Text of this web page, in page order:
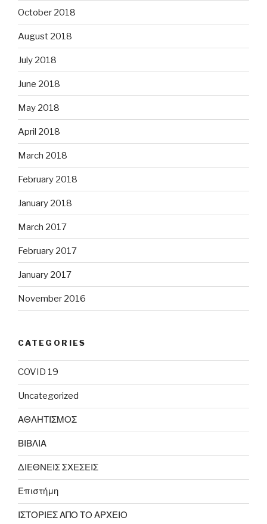
October 2018
August 2018
July 2018
June 2018
May 2018
April 2018
March 2018
February 2018
January 2018
March 2017
February 2017
January 2017
November 2016
CATEGORIES
COVID 19
Uncategorized
ΑΘΛΗΤΙΣΜΟΣ
ΒΙΒΛΙΑ
ΔΙΕΘΝΕΙΣ ΣΧΕΣΕΙΣ
Επιστήμη
ΙΣΤΟΡΙΕΣ ΑΠΟ ΤΟ ΑΡΧΕΙΟ